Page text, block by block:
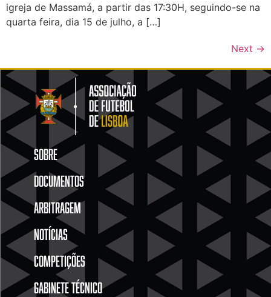
igreja de Massamá, a partir das 17:30H, seguindo-se na
quarta feira, dia 15 de julho, a […]
Next →
SOBRE
DOCUMENTOS
ARBITRAGEM
NOTÍCIAS
COMPETIÇÕES
GABINETE TÉCNICO